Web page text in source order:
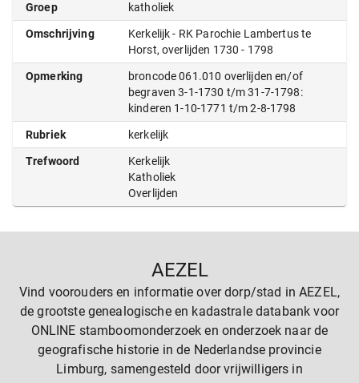
Groep katholiek
Omschrijving
Kerkelijk - RK Parochie Lambertus te
Horst, overlijden 1730 - 1798
Opmerking
broncode 061.010 overlijden en/of
begraven 3-1-1730 t/m 31-7-1798:
kinderen 1-10-1771 t/m 2-8-1798
Rubriek kerkelijk
Trefwoord
Kerkelijk
Katholiek
Overlijden
AEZEL
Vind voorouders en informatie over dorp/stad in AEZEL,
de grootste genealogische en kadastrale databank voor
ONLINE stamboomonderzoek en onderzoek naar de
geografische historie in de Nederlandse provincie
Limburg, samengesteld door vrijwilligers in